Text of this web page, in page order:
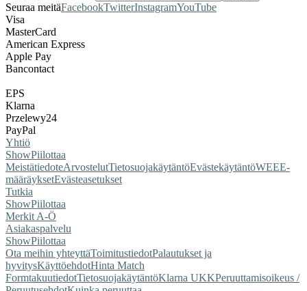
Seuraa meitäFacebookTwitterInstagramYouTube
Visa
MasterCard
American Express
Apple Pay
Bancontact
EPS
Klarna
Przelewy24
PayPal
Yhtiö
ShowPiilottaa
MeistätiedoteArvostelutTietosuojakäytäntöEvästekäytäntöWEEE-
määräyksetEvästeasetukset
Tutkia
ShowPiilottaa
Merkit A-Ö
Asiakaspalvelu
ShowPiilottaa
Ota meihin yhteyttäToimitustiedotPalautukset ja
hyvitysKäyttöehdotHinta Match
FormtakuutiedotTietosuojakäytäntöKlarna UKKPeruuttamisoikeus /